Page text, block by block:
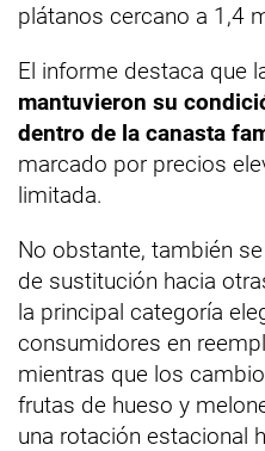
plátanos cercano a 1,4
El informe destaca que
mantuvieron su
dentro de la canasta
marcado por precios
limitada.
No obstante, también
de sustitución hacia
la principal categoría
consumidores en
mientras que los
frutas de hueso y
una rotación estacional